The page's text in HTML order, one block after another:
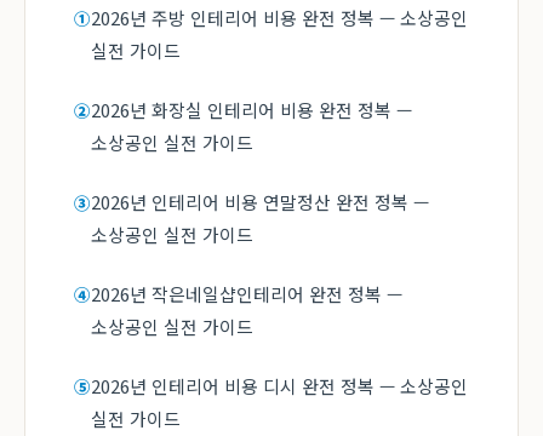
①2026년 주방 인테리어 비용 완전 정복 — 소상공인
실전 가이드
②2026년 화장실 인테리어 비용 완전 정복 —
소상공인 실전 가이드
③2026년 인테리어 비용 연말정산 완전 정복 —
소상공인 실전 가이드
④2026년 작은네일샵인테리어 완전 정복 —
소상공인 실전 가이드
⑤2026년 인테리어 비용 디시 완전 정복 — 소상공인
실전 가이드